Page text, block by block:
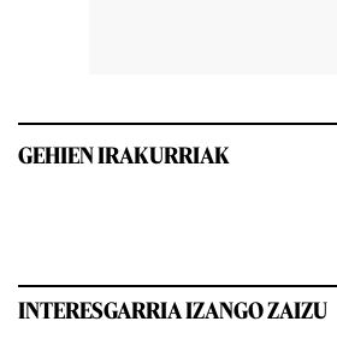
GEHIEN IRAKURRIAK
INTERESGARRIA IZANGO ZAIZU